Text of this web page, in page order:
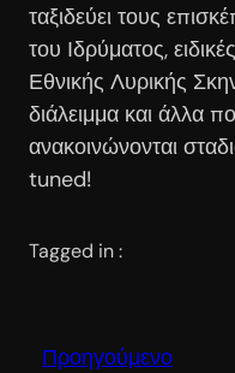
ταξιδεύει τους
του Ιδρύματος,
Εθνικής Λυρικής
διάλειμμα και άλλα
ανακοινώνονται
tuned!
Tagged in :
Προηγούμενο